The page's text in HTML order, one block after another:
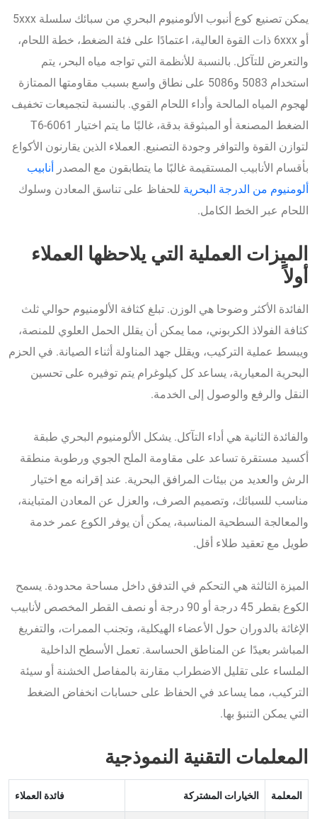
يمكن تصنيع كوع أنبوب الألومنيوم البحري من سبائك سلسلة 5xxx
أو 6xxx ذات القوة العالية، اعتمادًا على فئة الضغط، خطة اللحام،
والتعرض للتآكل. بالنسبة للأنظمة التي تواجه مياه البحر، يتم
استخدام 5083 و5086 على نطاق واسع بسبب مقاومتها الممتازة
لهجوم المياه المالحة وأداء اللحام القوي. بالنسبة لتجميعات تخفيف
الضغط المصنعة أو المبثوقة بدقة، غالبًا ما يتم اختيار 6061-T6
لتوازن القوة والتوافر وجودة التصنيع. العملاء الذين يقارنون الأكواع
بأقسام الأنابيب المستقيمة غالبًا ما يتطابقون مع المصدر أنابيب
ألومنيوم من الدرجة البحرية للحفاظ على تناسق المعادن وسلوك
اللحام عبر الخط الكامل.
الميزات العملية التي يلاحظها العملاء
أولاً
الفائدة الأكثر وضوحا هي الوزن. تبلغ كثافة الألومنيوم حوالي ثلث
كثافة الفولاذ الكربوني، مما يمكن أن يقلل الحمل العلوي للمنصة،
ويبسط عملية التركيب، ويقلل جهد المناولة أثناء الصيانة. في الحزم
البحرية المعيارية، يساعد كل كيلوغرام يتم توفيره على تحسين
النقل والرفع والوصول إلى الخدمة.
والفائدة الثانية هي أداء التآكل. يشكل الألومنيوم البحري طبقة
أكسيد مستقرة تساعد على مقاومة الملح الجوي ورطوبة منطقة
الرش والعديد من بيئات المرافق البحرية. عند إقرانه مع اختيار
مناسب للسبائك، وتصميم الصرف، والعزل عن المعادن المتباينة،
والمعالجة السطحية المناسبة، يمكن أن يوفر الكوع عمر خدمة
طويل مع تعقيد طلاء أقل.
الميزة الثالثة هي التحكم في التدفق داخل مساحة محدودة. يسمح
الكوع بقطر 45 درجة أو 90 درجة أو نصف القطر المخصص لأنابيب
الإغاثة بالدوران حول الأعضاء الهيكلية، وتجنب الممرات، والتفريغ
المباشر بعيدًا عن المناطق الحساسة. تعمل الأسطح الداخلية
الملساء على تقليل الاضطراب مقارنة بالمفاصل الخشنة أو سيئة
التركيب، مما يساعد في الحفاظ على حسابات انخفاض الضغط
التي يمكن التنبؤ بها.
المعلمات التقنية النموذجية
المعلمة الخيارات المشتركة فائدة العملاء